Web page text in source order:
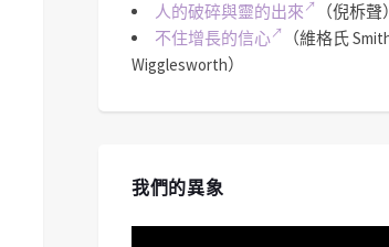
人的破碎與靈的出來
（倪柝聲）
不住增長的信心
（維格氏
Wigglesworth）
我們的異象